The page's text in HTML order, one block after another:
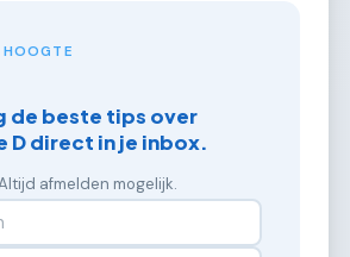
de beste tips over
D direct in je inbox.
afmelden mogelijk.